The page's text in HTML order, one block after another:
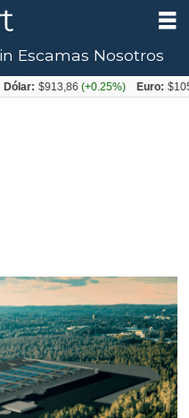
Escamas Nosotros
$913,86 (+0.25%) Euro: $1053,08(-